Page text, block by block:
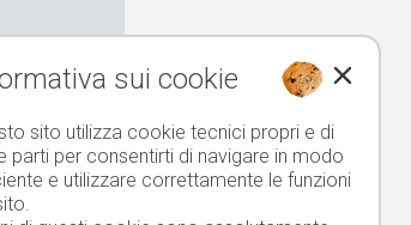
sui cookie
sito utilizza cookie tecnici propri e di
parti per consentirti di navigare in modo
e utilizzare correttamente le funzioni